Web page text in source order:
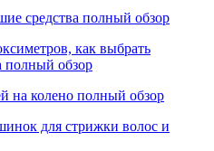
средства полный обзор
как выбрать
полный обзор
на колено полный обзор
для стрижки волос и